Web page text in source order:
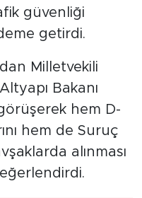
güvenliği
getirdi.
Milletvekili
Bakanı
hem D-
hem de Suruç
alınması